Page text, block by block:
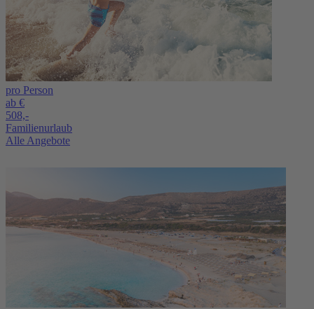
pro Person
ab €
508,-
Familienurlaub
Alle Angebote